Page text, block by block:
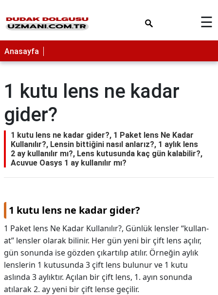
☰
Anasayfa
1 kutu lens ne kadar
gider?
1 kutu lens ne kadar gider?, 1 Paket lens Ne Kadar
Kullanılır?, Lensin bittiğini nasıl anlarız?, 1 aylık lens
2 ay kullanılır mı?, Lens kutusunda kaç gün kalabilir?,
Acuvue Oasys 1 ay kullanılır mı?
1 kutu lens ne kadar gider?
1 Paket lens Ne Kadar Kullanılır?, Günlük lensler “kullan-
at” lensler olarak bilinir. Her gün yeni bir çift lens açılır,
gün sonunda ise gözden çıkartılıp atılır. Örneğin aylık
lenslerin 1 kutusunda 3 çift lens bulunur ve 1 kutu
aslında 3 aylıktır. Açılan bir çift lens, 1. ayın sonunda
atılarak 2. ay yeni bir çift lense geçilir.